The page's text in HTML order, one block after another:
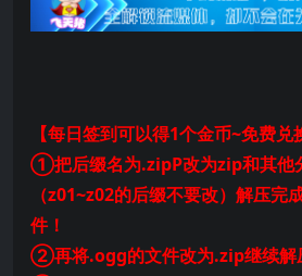
【每日签到可以得1个金币~免费兑
①把后缀名为.zipP改为zip和其他
（z01~z02的后缀不要改）解压
件！
②再将.ogg的文件改为.zip继续解